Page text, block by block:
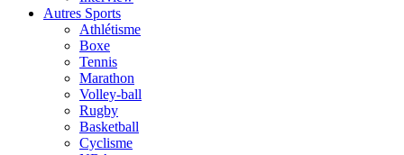
Autres Sports
Athlétisme
Boxe
Tennis
Marathon
Volley-ball
Rugby
Basketball
Cyclisme